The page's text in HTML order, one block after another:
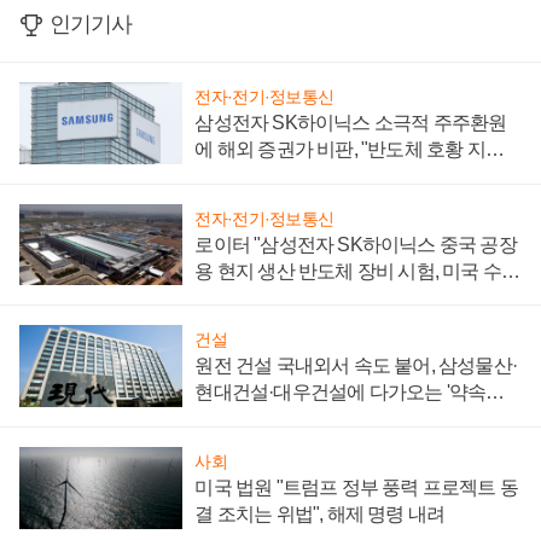
인기기사
전자·전기·정보통신
삼성전자 SK하이닉스 소극적 주주환원
에 해외 증권가 비판, "반도체 호황 지속
전자·전기·정보통신
로이터 "삼성전자 SK하이닉스 중국 공장
용 현지 생산 반도체 장비 시험, 미국 수출
건설
원전 건설 국내외서 속도 붙어, 삼성물산·
현대건설·대우건설에 다가오는 '약속의
사회
미국 법원 "트럼프 정부 풍력 프로젝트 동
결 조치는 위법", 해제 명령 내려